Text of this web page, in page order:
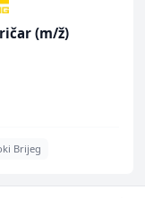
(m/ž)
Brijeg